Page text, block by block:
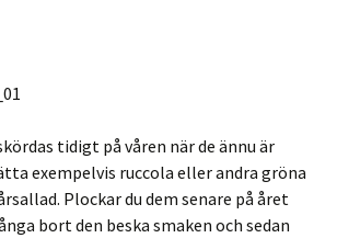
tidigt på våren när de ännu är
exempelvis ruccola eller andra gröna
Plockar du dem senare på året
bort den beska smaken och sedan